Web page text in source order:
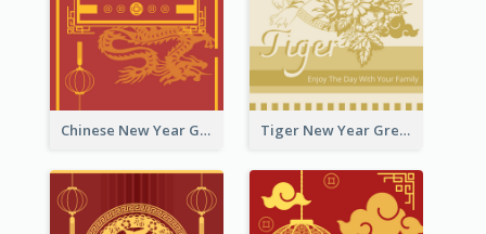
Chinese New Year Greeting Card With Graphic Decorations Tiger New Year Greeting Card With Decorations